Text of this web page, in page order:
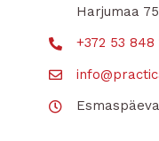
Harjumaa
+372 53 848